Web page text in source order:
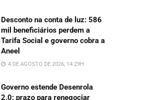
Desconto na conta de luz: 586
mil beneficiários perdem a
Tarifa Social e governo cobra a
Aneel
4 DE AGOSTO DE 2026, 14:29H
Governo estende Desenrola
2.0: prazo para renegociar